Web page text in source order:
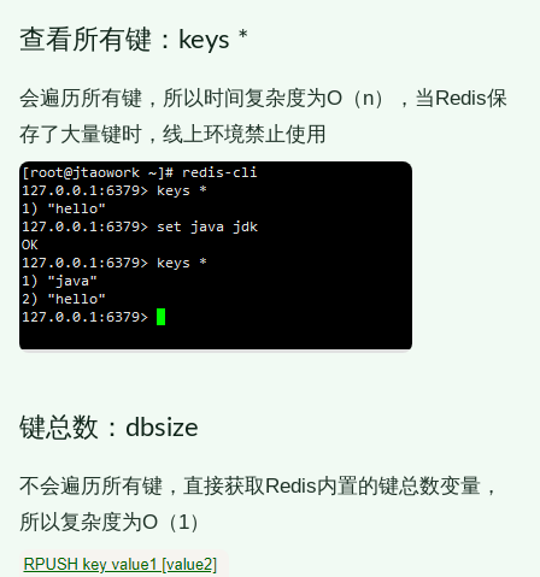
查看所有键：keys *
会遍历所有键，所以时间复杂度为O（n），当Redis保
存了大量键时，线上环境禁止使用
键总数：dbsize
不会遍历所有键，直接获取Redis内置的键总数变量，
所以复杂度为O（1）